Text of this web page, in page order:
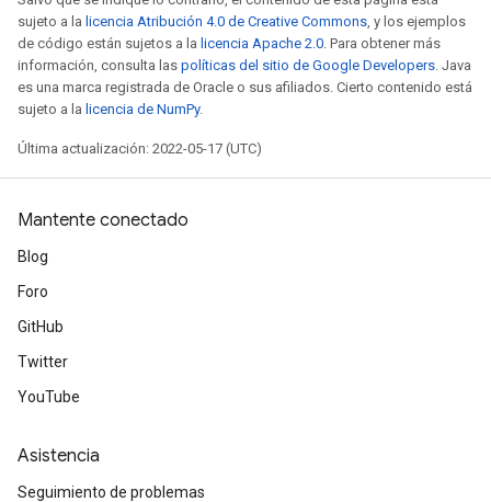
sujeto a la licencia Atribución 4.0 de Creative Commons, y los ejemplos
de código están sujetos a la licencia Apache 2.0. Para obtener más
información, consulta las políticas del sitio de Google Developers. Java
es una marca registrada de Oracle o sus afiliados. Cierto contenido está
sujeto a la licencia de NumPy.
Última actualización: 2022-05-17 (UTC)
Mantente conectado
Blog
Foro
GitHub
Twitter
YouTube
Asistencia
Seguimiento de problemas